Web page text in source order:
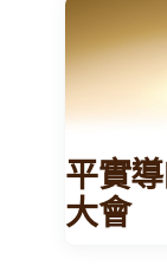
平實
大會